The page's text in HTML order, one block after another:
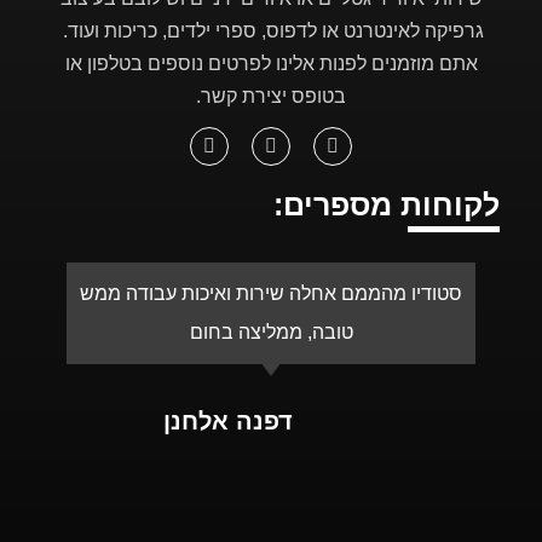
מ 24 שעות, או בימים עמוסים עד
מ 24 שעות, או בימים עמוסים עד
יומיים)
גרפיקה לאינטרנט או לדפוס, ספרי ילדים, כריכות ועוד.
אתם מוזמנים לפנות אלינו לפרטים נוספים בטלפון או
בטופס יצירת קשר.
לקוחות מספרים:
סטודיו מהממם אחלה שירות ואיכות עבודה ממש
טובה, ממליצה בחום
דפנה אלחנן